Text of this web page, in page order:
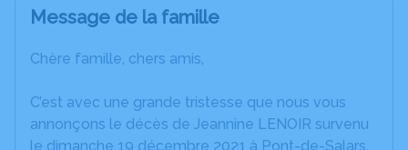
Message de la famille
Chère famille, chers amis,
C’est avec une grande tristesse que nous vous
annonçons le décès de Jeannine LENOIR survenu
le dimanche 19 décembre 2021 à Pont-de-Salars.